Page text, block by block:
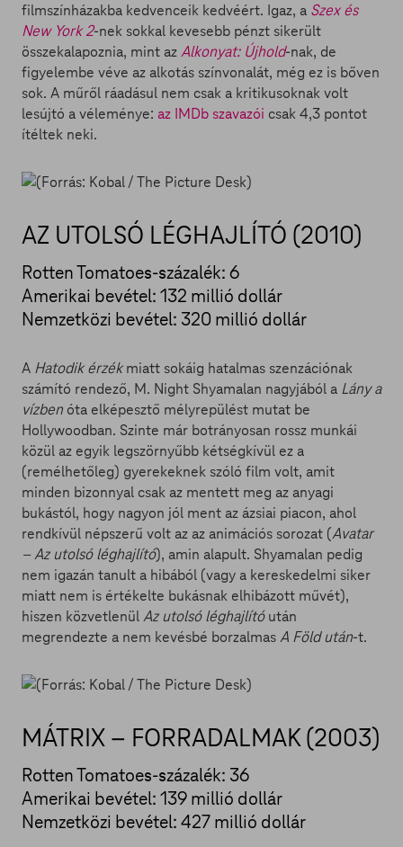
filmszínházakba kedvenceik kedvéért. Igaz, a Szex és
New York 2-nek sokkal kevesebb pénzt sikerült
összekalapoznia, mint azAlkonyat: Újhold-nak, de
figyelembe véve az alkotás színvonalát, még ez is bőven
sok. A műről ráadásul nem csak a kritikusoknak volt
lesújtó a véleménye: az IMDb szavazói csak 4,3 pontot
ítéltek neki.
AZ UTOLSÓ LÉGHAJLÍTÓ (2010)
Rotten Tomatoes-százalék: 6
Amerikai bevétel: 132 millió dollár
Nemzetközi bevétel: 320 millió dollár
A Hatodik érzékmiatt sokáig hatalmas szenzációnak
számító rendező, M. Night Shyamalan nagyjából a Lány a
vízben óta elképesztő mélyrepülést mutat be
Hollywoodban. Szinte már botrányosan rossz munkái
közül az egyik legszörnyűbb kétségkívül ez a
(remélhetőleg) gyerekeknek szóló film volt, amit
minden bizonnyal csak az mentett meg az anyagi
bukástól, hogy nagyon jól ment az ázsiai piacon, ahol
rendkívül népszerű volt az az animációs sorozat (Avatar
– Az utolsó léghajlító), amin alapult. Shyamalan pedig
nem igazán tanult a hibából (vagy a kereskedelmi siker
miatt nem is értékelte bukásnak elhibázott művét),
hiszen közvetlenülAz utolsó léghajlítóután
megrendezte a nem kevésbé borzalmasA Föld után-t.
MÁTRIX – FORRADALMAK (2003)
Rotten Tomatoes-százalék: 36
Amerikai bevétel: 139 millió dollár
Nemzetközi bevétel: 427 millió dollár